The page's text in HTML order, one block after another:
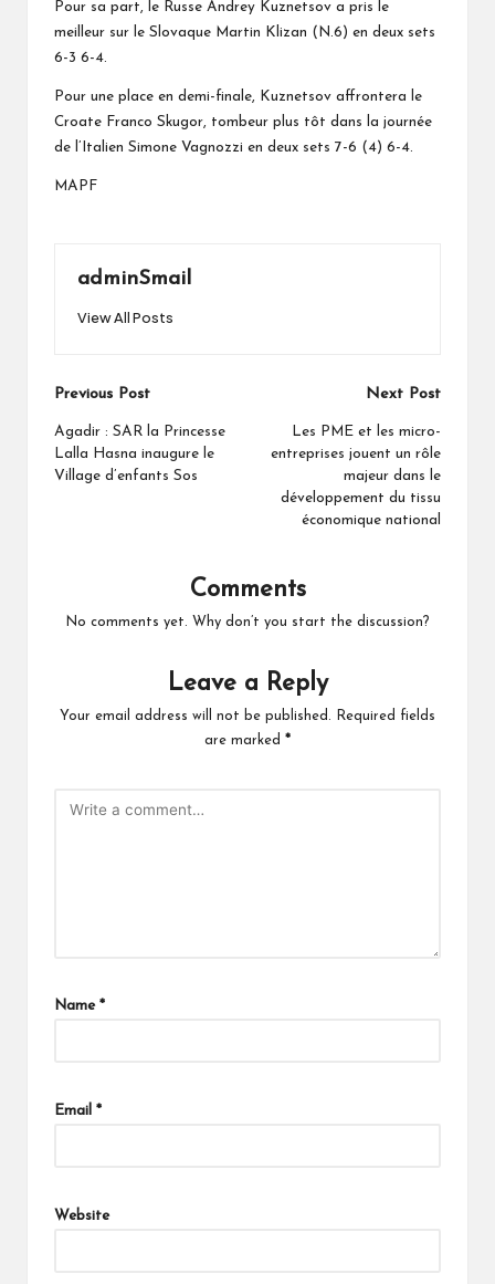
Pour sa part, le Russe Andrey Kuznetsov a pris le
meilleur sur le Slovaque Martin Klizan (N.6) en deux sets
6-3 6-4.
Pour une place en demi-finale, Kuznetsov affrontera le
Croate Franco Skugor, tombeur plus tôt dans la journée
de l’Italien Simone Vagnozzi en deux sets 7-6 (4) 6-4.
MAPF
adminSmail
View All Posts
Post
navigation
Previous Post
Agadir : SAR la Princesse
Lalla Hasna inaugure le
Village d’enfants Sos
Next Post
Les PME et les micro-
entreprises jouent un rôle
majeur dans le
développement du tissu
économique national
Comments
No comments yet. Why don’t you start the discussion?
Leave a Reply
Your email address will not be published.
Required fields
are marked *
Name *
Email *
Website